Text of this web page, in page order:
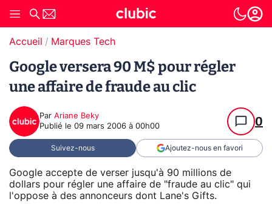
Accueil Marques Tech
Google versera 90 M$ pour régler
une affaire de fraude au clic
Par Ariane Beky
Publié le 09 mars 2006 à 00h00 0
Suivez-nous Ajoutez-nous en favori
Google accepte de verser jusqu'à 90 millions de
dollars pour régler une affaire de "fraude au clic" qui
l'oppose à des annonceurs dont Lane's Gifts.